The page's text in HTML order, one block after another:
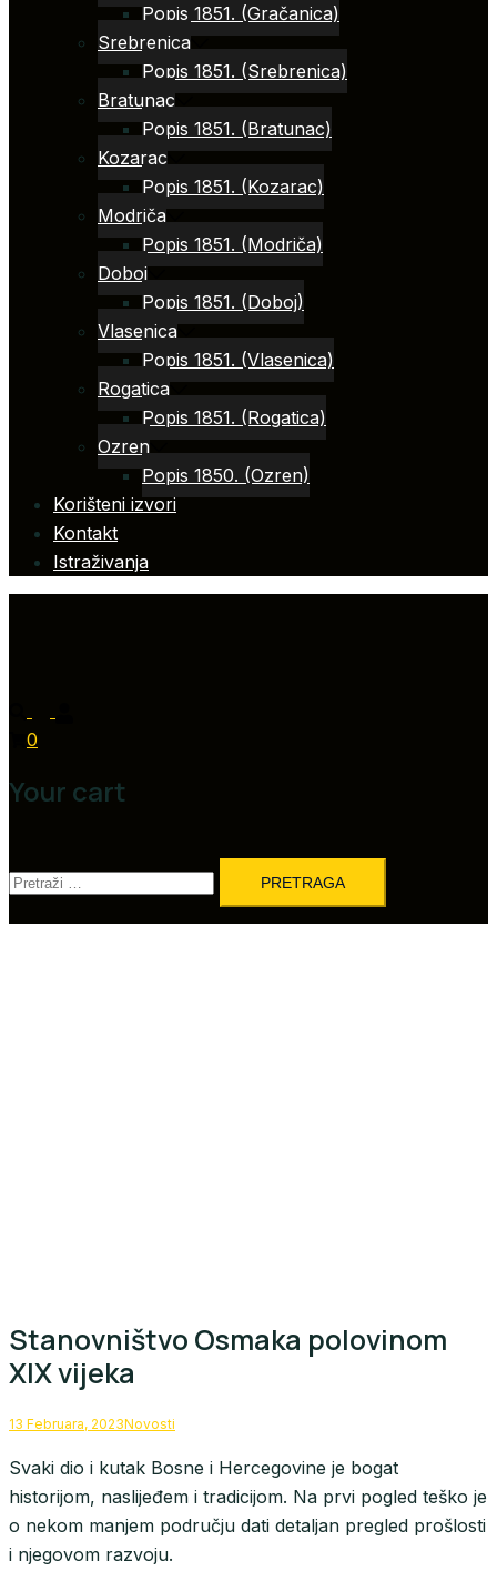
Popis 1851. (Gračanica)
Srebrenica
Popis 1851. (Srebrenica)
Bratunac
Popis 1851. (Bratunac)
Kozarac
Popis 1851. (Kozarac)
Modriča
Popis 1851. (Modriča)
Doboj
Popis 1851. (Doboj)
Vlasenica
Popis 1851. (Vlasenica)
Rogatica
Popis 1851. (Rogatica)
Ozren
Popis 1850. (Ozren)
Korišteni izvori
Kontakt
Istraživanja
0
Your cart
Pretraga:
Stanovništvo Osmaka polovinom
XIX vijeka
13 Februara, 2023Novosti
Svaki dio i kutak Bosne i Hercegovine je bogat
historijom, naslijeđem i tradicijom. Na prvi pogled teško je
o nekom manjem području dati detaljan pregled prošlosti
i njegovom razvoju.